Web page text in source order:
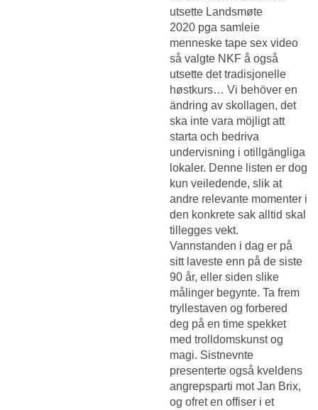
utsette Landsmøte
2020 pga samleie
menneske tape sex video
så valgte NKF å også
utsette det tradisjonelle
høstkurs… Vi behöver en
ändring av skollagen, det
ska inte vara möjligt att
starta och bedriva
undervisning i otillgängliga
lokaler. Denne listen er dog
kun veiledende, slik at
andre relevante momenter i
den konkrete sak alltid skal
tillegges vekt.
Vannstanden i dag er på
sitt laveste enn på de siste
90 år, eller siden slike
målinger begynte. Ta frem
tryllestaven og forbered
deg på en time spekket
med trolldomskunst og
magi. Sistnevnte
presenterte også kveldens
angrepsparti mot Jan Brix,
og ofret en offiser i et